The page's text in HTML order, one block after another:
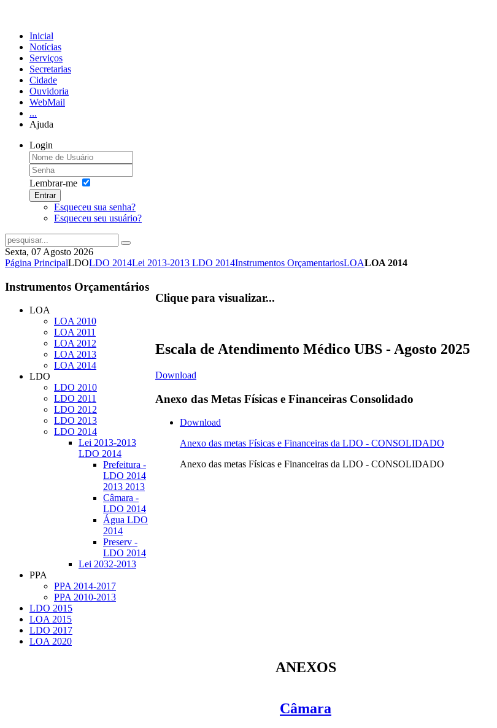
Inicial
Notícias
Serviços
Secretarias
Cidade
Ouvidoria
WebMail
...
Ajuda
Login
Lembrar-me
Entrar
Esqueceu sua senha?
Esqueceu seu usuário?
Sexta, 07 Agosto 2026
Página PrincipalLDOLDO 2014Lei 2013-2013 LDO 2014Instrumentos OrçamentariosLOALOA 2014
Clique para visualizar...
Escala de Atendimento Médico UBS - Agosto 2025
Download
Anexo das Metas Físicas e Financeiras Consolidado
Download
Anexo das metas Físicas e Financeiras da LDO - CONSOLIDADO
Anexo das metas Físicas e Financeiras da LDO - CONSOLIDADO
Instrumentos Orçamentários
LOA
LOA 2010
LOA 2011
LOA 2012
LOA 2013
LOA 2014
LDO
LDO 2010
LDO 2011
LDO 2012
LDO 2013
LDO 2014
Lei 2013-2013
LDO 2014
Prefeitura -
LDO 2014
2013 2013
Câmara -
LDO 2014
Água LDO
2014
Preserv -
LDO 2014
Lei 2032-2013
PPA
PPA 2014-2017
PPA 2010-2013
LDO 2015
LOA 2015
LDO 2017
LOA 2020
ANEXOS
Câmara